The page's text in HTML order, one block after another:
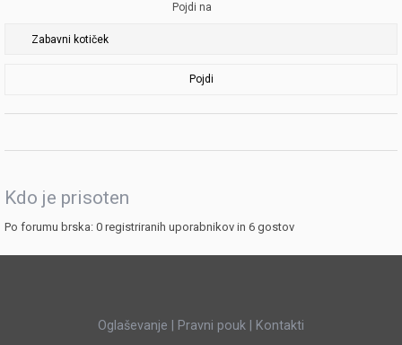
Pojdi na
Pojdi
Kdo je prisoten
Po forumu brska: 0 registriranih uporabnikov in 6 gostov
Oglaševanje Pravni pouk Kontakti